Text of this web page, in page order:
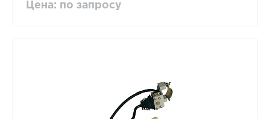
Цена: по запросу